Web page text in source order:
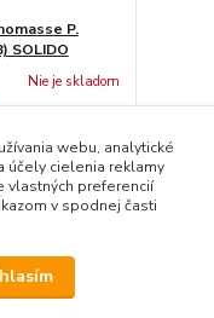
P.
SOLIDO
Nie je skladom
webu, analytické
účely cielenia reklamy
vlastných preferencií
v spodnej časti